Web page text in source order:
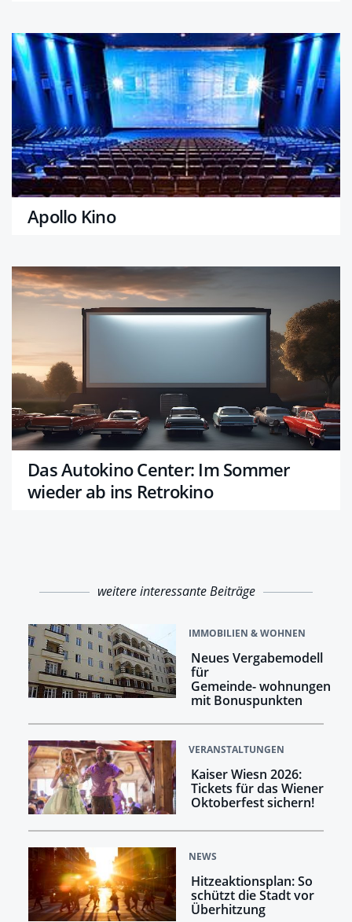
Apollo Kino
Das Autokino Center: Im Sommer
wieder ab ins Retrokino
weitere interessante Beiträge
IMMOBILIEN & WOHNEN
Neues Vergabemodell
für
Gemeinde- wohnungen
mit Bonuspunkten
VERANSTALTUNGEN
Kaiser Wiesn 2026:
Tickets für das Wiener
Oktoberfest sichern!
NEWS
Hitzeaktionsplan: So
schützt die Stadt vor
Überhitzung